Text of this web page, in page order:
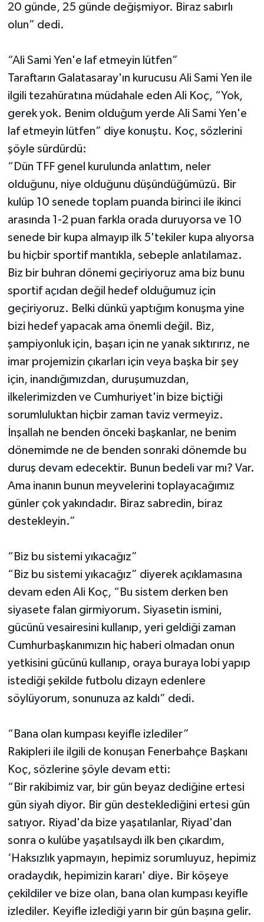
20 günde, 25 günde değişmiyor. Biraz sabırlı
olun” dedi.
“Ali Sami Yen'e laf etmeyin lütfen”
Taraftarın Galatasaray'ın kurucusu Ali Sami Yen ile
ilgili tezahüratına müdahale eden Ali Koç, “Yok,
gerek yok. Benim olduğum yerde Ali Sami Yen'e
laf etmeyin lütfen” diye konuştu. Koç, sözlerini
şöyle sürdürdü:
“Dün TFF genel kurulunda anlattım, neler
olduğunu, niye olduğunu düşündüğümüzü. Bir
kulüp 10 senede toplam puanda birinci ile ikinci
arasında 1-2 puan farkla orada duruyorsa ve 10
senede bir kupa almayıp ilk 5'tekiler kupa alıyorsa
bu hiçbir sportif mantıkla, sebeple anlatılamaz.
Biz bir buhran dönemi geçiriyoruz ama biz bunu
sportif açıdan değil hedef olduğumuz için
geçiriyoruz. Belki dünkü yaptığım konuşma yine
bizi hedef yapacak ama önemli değil. Biz,
şampiyonluk için, başarı için ne yanak sıktırırız, ne
imar projemizin çıkarları için veya başka bir şey
için, inandığımızdan, duruşumuzdan,
ilkelerimizden ve Cumhuriyet'in bize biçtiği
sorumluluktan hiçbir zaman taviz vermeyiz.
İnşallah ne benden önceki başkanlar, ne benim
dönemimde ne de benden sonraki dönemde bu
duruş devam edecektir. Bunun bedeli var mı? Var.
Ama inanın bunun meyvelerini toplayacağımız
günler çok yakındadır. Biraz sabredin, biraz
destekleyin.”
“Biz bu sistemi yıkacağız”
“Biz bu sistemi yıkacağız” diyerek açıklamasına
devam eden Ali Koç, “Bu sistem derken ben
siyasete falan girmiyorum. Siyasetin ismini,
gücünü vesairesini kullanıp, yeri geldiği zaman
Cumhurbaşkanımızın hiç haberi olmadan onun
yetkisini gücünü kullanıp, oraya buraya lobi yapıp
istediği şekilde futbolu dizayn edenlere
söylüyorum, sonunuza az kaldı” dedi.
“Bana olan kumpası keyifle izlediler”
Rakipleri ile ilgili de konuşan Fenerbahçe Başkanı
Koç, sözlerine şöyle devam etti:
“Bir rakibimiz var, bir gün beyaz dediğine ertesi
gün siyah diyor. Bir gün desteklediğini ertesi gün
satıyor. Riyad'da bize yaşatılanlar, Riyad'dan
sonra o kulübe yaşatılsaydı ilk ben çıkardım,
‘Haksızlık yapmayın, hepimiz sorumluyuz, hepimiz
oradaydık, hepimizin kararı' diye. Bir köşeye
çekildiler ve bize olan, bana olan kumpası keyifle
izlediler. Keyifle izlediği yarın bir gün başına gelir.